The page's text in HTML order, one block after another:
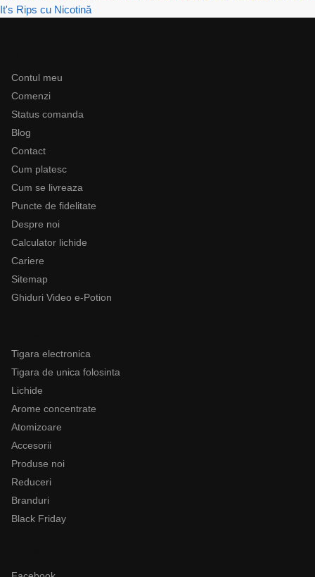
It's Rips cu Nicotină
Contul meu
Comenzi
Status comanda
Blog
Contact
Cum platesc
Cum se livreaza
Puncte de fidelitate
Despre noi
Calculator lichide
Cariere
Sitemap
Ghiduri Video e-Potion
Tigara electronica
Tigara de unica folosinta
Lichide
Arome concentrate
Atomizoare
Accesorii
Produse noi
Reduceri
Branduri
Black Friday